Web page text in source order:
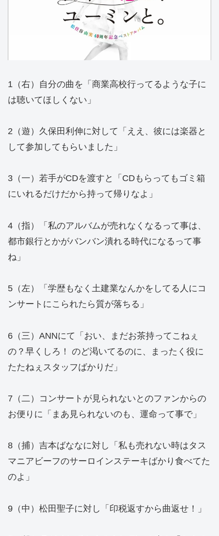
1（右）自分の曲を「商業高校行ってるような子に
は聴いてほしくない」
2（遊）久保田利伸に対して「ええ、彼には楽器と
して参加してもらいました」
3（一）若手がCDを渡すと「CDもらってもゴミ箱
にいれるだけだから持って帰りなよ」
4（指）「私のアルバムが売れなくなるって事は、
都市銀行とかがバンバン潰れる時代になるって事
ね」
5（左）「学歴もなく土建業なんかをしてる人にコ
ンサートにこられたら質が落ちる」
6（三）ANNにて「おい、まだお茶持ってこねぇ
の？早くしろ！ のど渇いてるのに、まったく役に
たたねぇスタッフばかりだ」
7（二）コンサートが見られないとのファンからの
お便りに「まあ見られないのも、運命って事で」
8（捕）吉本ばななに対し「私も売れない時はタス
マニアビーフのサーロインステーキばかり食べてた
のよ」
9（中）松田聖子に対し「印税返すから曲返せ！」